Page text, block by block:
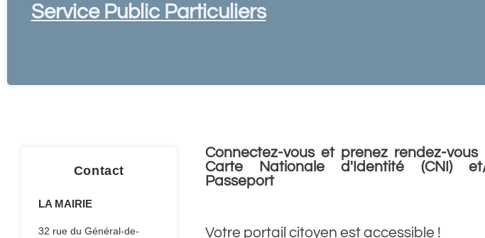
Service Public Particuliers
Contact
LA MAIRIE
32 rue du Général-de-
Connectez-vous et prenez rendez-vous
Carte Nationale d'Identité (CNI)
Passeport
Votre portail citoyen est accessible !